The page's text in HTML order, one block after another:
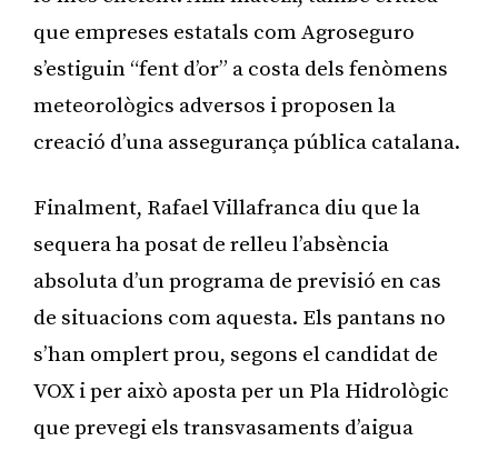
que empreses estatals com Agroseguro
s’estiguin “fent d’or” a costa dels fenòmens
meteorològics adversos i proposen la
creació d’una assegurança pública catalana.
Finalment, Rafael Villafranca diu que la
sequera ha posat de relleu l’absència
absoluta d’un programa de previsió en cas
de situacions com aquesta. Els pantans no
s’han omplert prou, segons el candidat de
VOX i per això aposta per un Pla Hidrològic
que prevegi els transvasaments d’aigua